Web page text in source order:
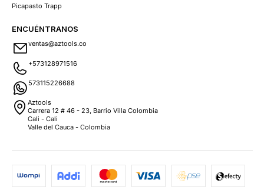
Picapasto Trapp
ENCUÉNTRANOS
ventas@aztools.co
+573128971516
573115226688
Aztools
Carrera 12 # 46 - 23, Barrio Villa Colombia
Cali - Cali
Valle del Cauca - Colombia